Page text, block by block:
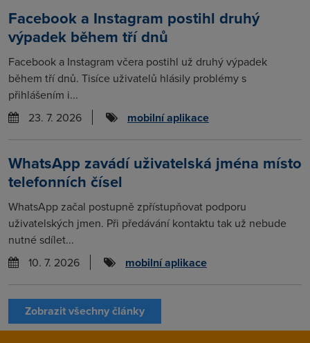
Facebook a Instagram postihl druhý
výpadek během tří dnů
Facebook a Instagram včera postihl už druhý výpadek
během tří dnů. Tisíce uživatelů hlásily problémy s
přihlášením i...
23. 7. 2026
mobilní aplikace
WhatsApp zavádí uživatelská jména místo
telefonních čísel
WhatsApp začal postupně zpřístupňovat podporu
uživatelských jmen. Při předávání kontaktu tak už nebude
nutné sdílet...
10. 7. 2026
mobilní aplikace
Zobrazit všechny články